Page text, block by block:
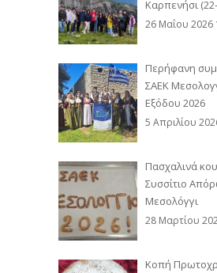
Καρπενήσι
26 Μαΐου 2026
Περήφανη
ΣΑΕΚ
Εξόδου 2026
5 Απριλίου
Πασχαλινά
Συσσίτιο
Μεσολόγγι
28 Μαρτίου
Κοπή